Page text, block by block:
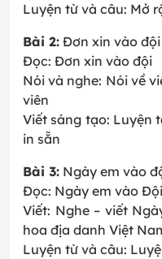
Luyện từ và câu: Mở
Bài 2: Đơn xin vào đội
Đọc: Đơn xin vào đội
Nói và nghe: Nói về
viên
Viết sáng tạo: Luyện
in sẵn
Bài 3: Ngày em vào
Đọc: Ngày em vào Đội
Viết: Nghe – viết
hoa địa danh Việt
Luyện từ và câu: